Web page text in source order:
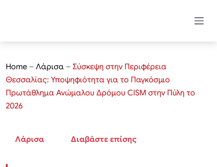
Home – Λάρισα – Σύσκεψη στην Περιφέρεια
Θεσσαλίας: Υποψηφιότητα για το Παγκόσμιο
Πρωτάθλημα Ανώμαλου Δρόμου CISM στην Πύλη το
2026
Λάρισα Διαβάστε επίσης